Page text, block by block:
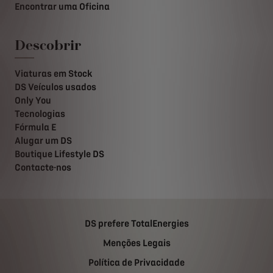
Encontrar uma Oficina
Descobrir
Viaturas em Stock
DS Veículos usados
Only You
Tecnologias
Fórmula E
Alugar um DS
Boutique Lifestyle DS
Contacte-nos
DS prefere TotalEnergies
Menções Legais
Política de Privacidade